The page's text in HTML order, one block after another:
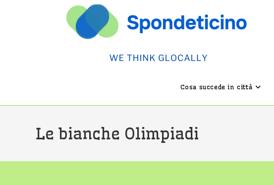
Cosa succede in città
Le bianche Olimpiadi